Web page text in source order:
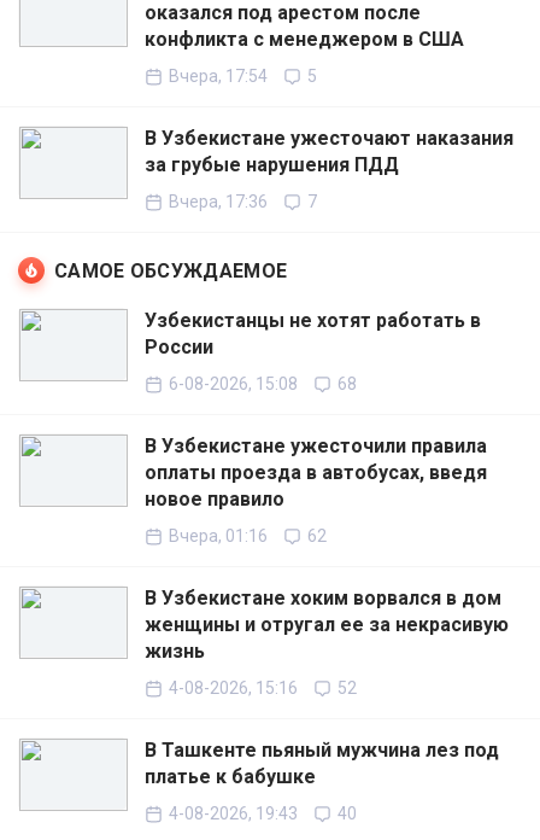
оказался под арестом после
конфликта с менеджером в США
Вчера, 17:54 5
В Узбекистане ужесточают наказания
за грубые нарушения ПДД
Вчера, 17:36 7
САМОЕ ОБСУЖДАЕМОЕ
Узбекистанцы не хотят работать в
России
6-08-2026, 15:08 68
В Узбекистане ужесточили правила
оплаты проезда в автобусах, введя
новое правило
Вчера, 01:16 62
В Узбекистане хоким ворвался в дом
женщины и отругал ее за некрасивую
жизнь
4-08-2026, 15:16 52
В Ташкенте пьяный мужчина лез под
платье к бабушке
4-08-2026, 19:43 40